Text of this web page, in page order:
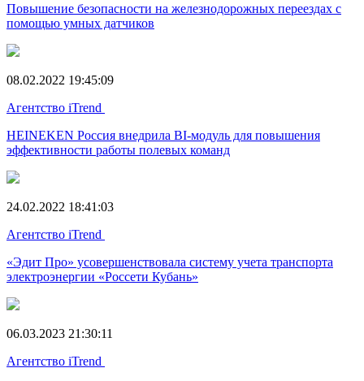
Повышение безопасности на железнодорожных переездах с
помощью умных датчиков
08.02.2022 19:45:09
Агентство iTrend
HEINEKEN Россия внедрила BI-модуль для повышения
эффективности работы полевых команд
24.02.2022 18:41:03
Агентство iTrend
«Эдит Про» усовершенствовала систему учета транспорта
электроэнергии «Россети Кубань»
06.03.2023 21:30:11
Агентство iTrend